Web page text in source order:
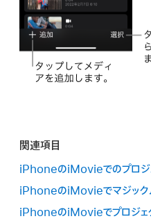
関連項目
iPhoneのiMovieでのプロジ
iPhoneのiMovieでマジック
iPhoneのiMovieでプロジェ